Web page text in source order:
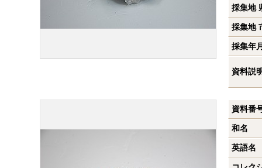
採集地
採集地
採集年
資料説
資料番
和名
英語名